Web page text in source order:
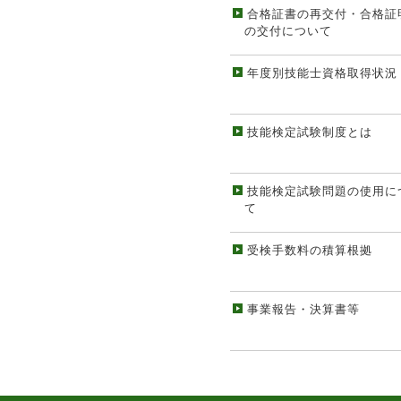
合格証書の再交付・合格証
の交付について
年度別技能士資格取得状況
技能検定試験制度とは
技能検定試験問題の使用に
て
受検手数料の積算根拠
事業報告・決算書等